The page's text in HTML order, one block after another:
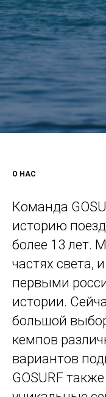
О НАС
Команда
историю
более 13 лет.
частях света,
первыми
истории.
большой
кемпов
вариантов
GOSURF